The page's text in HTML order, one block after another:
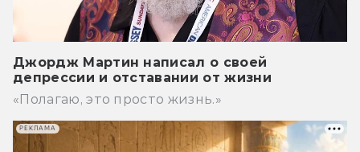
Джордж Мартин написал о своей
депрессии и отставании от жизни
«Полагаю, это просто жизнь.»
РЕКЛАМА